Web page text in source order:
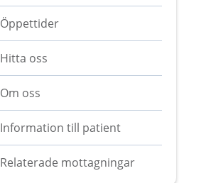
Öppettider
Hitta oss
Om oss
Information till patient
Relaterade mottagningar